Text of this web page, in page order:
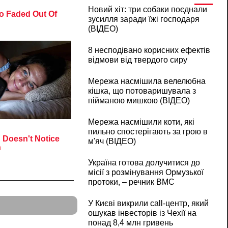
Новий хіт: три собаки поєднали
зусилля заради їжі господаря
(ВІДЕО)
8 несподівано корисних ефектів
відмови від твердого сиру
Мережа насмішила велелюбна
кішка, що потоваришувала з
пійманою мишкою (ВІДЕО)
Мережа насмішили коти, які
пильно спостерігають за грою в
м'яч (ВІДЕО)
Україна готова долучитися до
місії з розмінування Ормузької
протоки, – речник ВМС
У Києві викрили call-центр, який
ошукав інвесторів із Чехії на
понад 8,4 млн гривень